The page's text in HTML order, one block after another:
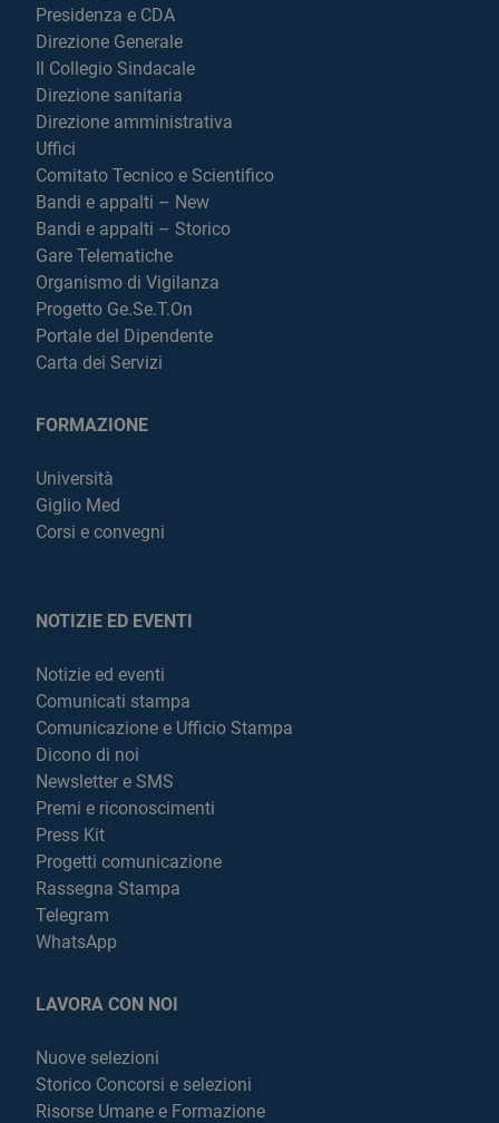
Presidenza e CDA
Direzione Generale
Il Collegio Sindacale
Direzione sanitaria
Direzione amministrativa
Uffici
Comitato Tecnico e Scientifico
Bandi e appalti – New
Bandi e appalti – Storico
Gare Telematiche
Organismo di Vigilanza
Progetto Ge.Se.T.On
Portale del Dipendente
Carta dei Servizi
FORMAZIONE
Università
Giglio Med
Corsi e convegni
NOTIZIE ED EVENTI
Notizie ed eventi
Comunicati stampa
Comunicazione e Ufficio Stampa
Dicono di noi
Newsletter e SMS
Premi e riconoscimenti
Press Kit
Progetti comunicazione
Rassegna Stampa
Telegram
WhatsApp
LAVORA CON NOI
Nuove selezioni
Storico Concorsi e selezioni
Risorse Umane e Formazione